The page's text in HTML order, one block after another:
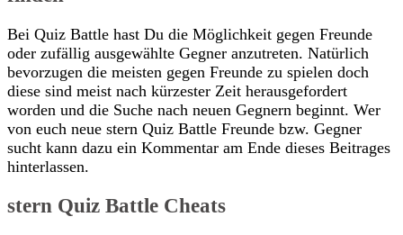
Bei Quiz Battle hast Du die Möglichkeit gegen Freunde
oder zufällig ausgewählte Gegner anzutreten. Natürlich
bevorzugen die meisten gegen Freunde zu spielen doch
diese sind meist nach kürzester Zeit herausgefordert
worden und die Suche nach neuen Gegnern beginnt. Wer
von euch neue stern Quiz Battle Freunde bzw. Gegner
sucht kann dazu ein Kommentar am Ende dieses Beitrages
hinterlassen.
stern Quiz Battle Cheats